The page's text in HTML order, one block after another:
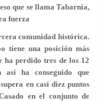
que se llama Tabarnia,
fuerza
comunidad histórica.
tiene una posición más
perdido tres de los 12
así ha conseguido que
en casi diez puntos
en el conjunto de